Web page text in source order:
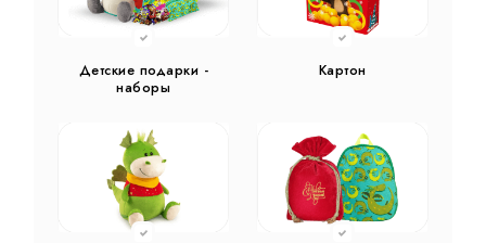
Детские подарки -
наборы
Картон